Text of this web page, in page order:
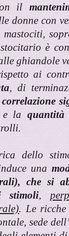
il
donne con
mastociti,
è
ghiandole
ai
, di
correlazione
la quantità
dello
una
che si
stimoli,
. Le ricche
sede